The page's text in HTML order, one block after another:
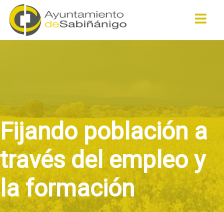
Fijando población a
través del empleo y
la formación